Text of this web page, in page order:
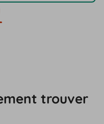
trouver